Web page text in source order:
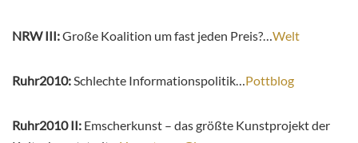
NRW III:Große Koalition um fast jeden Preis?… Welt
Ruhr2010: Schlechte Informationspolitik… Pottblog
Ruhr2010 II: Emscherkunst – das größte Kunstprojekt der